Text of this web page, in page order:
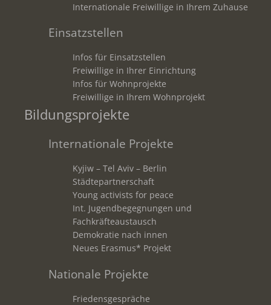
Internationale Freiwillige in Ihrem Zuhause
Einsatzstellen
Infos für Einsatzstellen
Freiwillige in Ihrer Einrichtung
Infos für Wohnprojekte
Freiwillige in Ihrem Wohnprojekt
Bildungsprojekte
Internationale Projekte
Kyjiw – Tel Aviv – Berlin
Städtepartnerschaft
Young activists for peace
Int. Jugendbegegnungen und
Fachkräfteaustausch
Demokratie nach innen
Neues Erasmus* Projekt
Nationale Projekte
Friedensgespräche